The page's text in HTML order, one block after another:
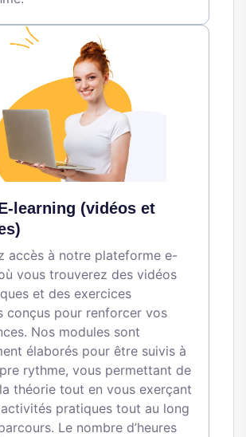
learning (vidéos et
accès à notre plateforme e-
vous trouverez des vidéos
et des exercices
conçus pour renforcer vos
Nos modules sont
élaborés pour être suivis à
rythme, vous permettant de
théorie tout en vous exerçant
pratiques tout au long
Le nombre d’heures